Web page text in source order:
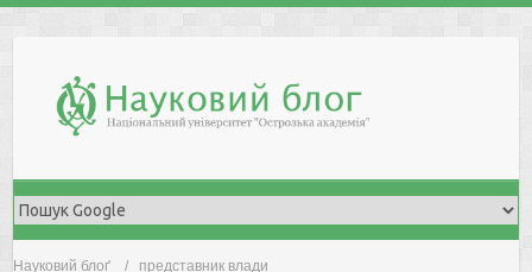
Науковий блоґ представник влади